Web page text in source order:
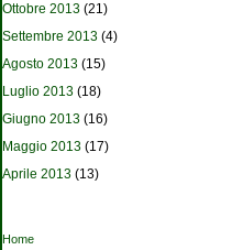
Ottobre 2013 (21)
Settembre 2013 (4)
Agosto 2013 (15)
Luglio 2013 (18)
Giugno 2013 (16)
Maggio 2013 (17)
Aprile 2013 (13)
Tu sei qui
Home